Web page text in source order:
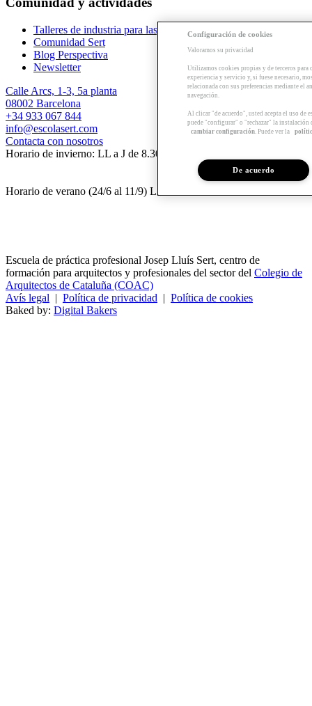
Talleres de industria para las empresas
Comunidad Sert
Blog Perspectiva
Newsletter
Calle Arcs, 1-3, 5a planta
08002 Barcelona
+34 933 067 844
info@escolasert.com
Contacta con nosotros
Horario de invierno: LL a J de 8.30 a 16.30 h / V de 8.30 a 14 h.
Horario de verano (24/6 al 11/9) LL a V de 8.30 a 14 h.
Escuela de práctica profesional Josep Lluís Sert, centro de
formación para arquitectos y profesionales del sector del Colegio de
Arquitectos de Cataluña (COAC)
Avís legal | Política de privacidad | Política de cookies
Baked by: Digital Bakers
Configuración de cookies
Valoramos su privacidad
Utilizamos cookies propias y de terceros para
experiencia y servicio y, si fuese necesario,
relacionada con sus preferencias mediante el
navegación.
Al clicar "de acuerdo", usted acepta el uso de
puede "configurar" o "rechazar" la instalación
cambiar configuración. Puede ver la
De acuerdo